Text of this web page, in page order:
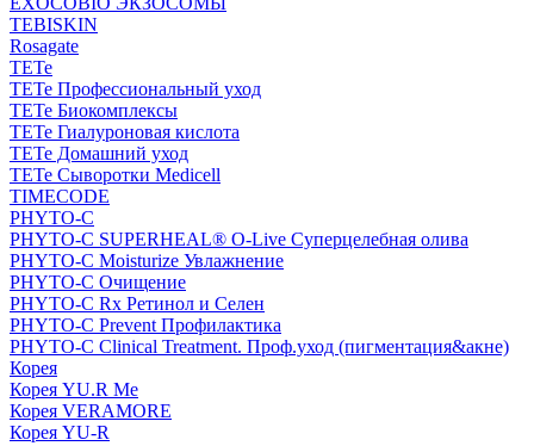
TEBISKIN
Rosagate
TETe
TETe Профессиональный уход
TETe Биокомплексы
TETe Гиалуроновая кислота
TETe Домашний уход
TETe Сыворотки Medicell
TIMECODE
PHYTO-C
PHYTO-C SUPERHEAL® O-Live Суперцелебная олива
PHYTO-C Moisturize Увлажнение
PHYTO-C Очищение
PHYTO-C Rx Ретинол и Селен
PHYTO-C Prevent Профилактика
PHYTO-C Clinical Treatment. Проф.уход (пигментация&акне)
Корея
Корея YU.R Me
Корея VERAMORE
Корея YU-R